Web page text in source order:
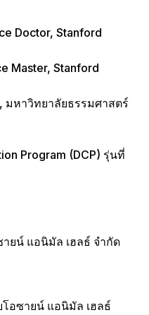
Doctor, Stanford
Master, Stanford
หาวิทยาลัยธรรมศาสตร์
Program (DCP) รุ่นที่
ยน์ แอนิมัล เฮลธ์ จำกัด
อซายน์ แอนิมัล เฮลธ์